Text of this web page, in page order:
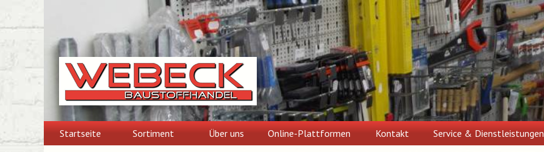
content
Startseite Sortiment Über uns Online-Plattformen Kontakt Service & Dienstleistungen